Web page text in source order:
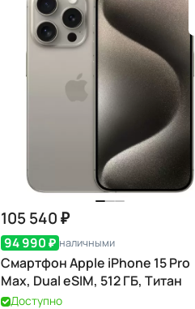
105 540 ₽
94 990 ₽ наличными
Смартфон Apple iPhone 15 Pro
Max, Dual eSIM, 512 ГБ, Титан
Доступно